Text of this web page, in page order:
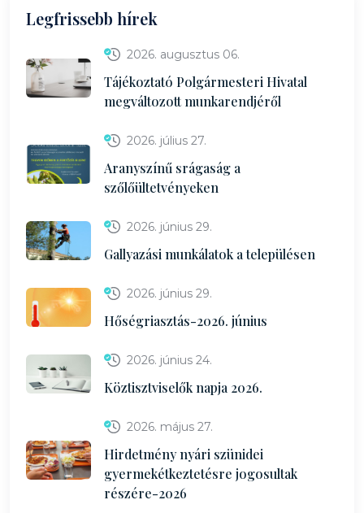
Legfrissebb hírek
2026. augusztus 06.
Tájékoztató Polgármesteri Hivatal
megváltozott munkarendjéről
2026. július 27.
Aranyszínű srágaság a
szőlőültetvényeken
2026. június 29.
Gallyazási munkálatok a településen
2026. június 29.
Hőségriasztás-2026. június
2026. június 24.
Köztisztviselők napja 2026.
2026. május 27.
Hirdetmény nyári szünidei
gyermekétkeztetésre jogosultak
részére-2026